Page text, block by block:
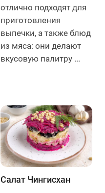
отлично подходят для
приготовления
выпечки, а также блюд
из мяса: они делают
вкусовую палитру ...
Салат Чингисхан